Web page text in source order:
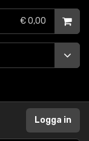
€ 0,00
Logga in